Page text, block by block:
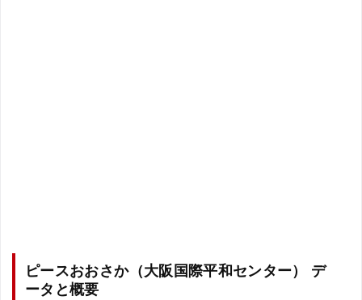
ピースおおさか（大阪国際平和センター） デ
ータと概要